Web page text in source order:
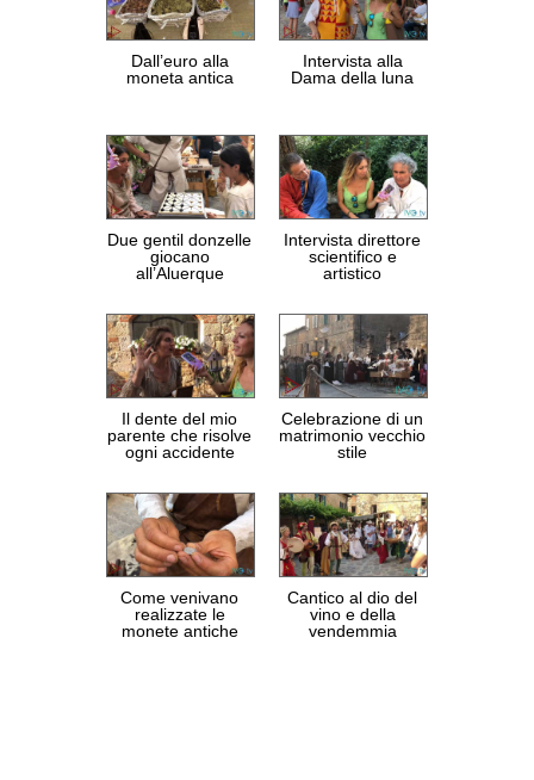
Dall’euro alla
moneta antica
Intervista alla
Dama della luna
Due gentil donzelle
giocano
all’Aluerque
Intervista direttore
scientifico e
artistico
Il dente del mio
parente che risolve
ogni accidente
Celebrazione di un
matrimonio vecchio
stile
Come venivano
realizzate le
monete antiche
Cantico al dio del
vino e della
vendemmia